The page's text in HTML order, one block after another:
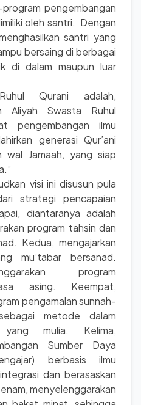
pengembangan
oleh santri. Dengan
santri yang
bersaing di berbagai
di dalam maupun luar
Qurani adalah,
Aliyah Swasta Ruhul
pengembangan ilmu
generasi Qur’ani
wal Jamaah, yang siap
visi ini disusun pula
strategi pencapaian
diantaranya adalah
program tahsin dan
Kedua, mengajarkan
mu’tabar bersanad.
program
asing. Keempat,
pengamalan sunnah-
metode dalam
mulia. Kelima,
Sumber Daya
berbasis ilmu
dan berasaskan
menyelenggarakan